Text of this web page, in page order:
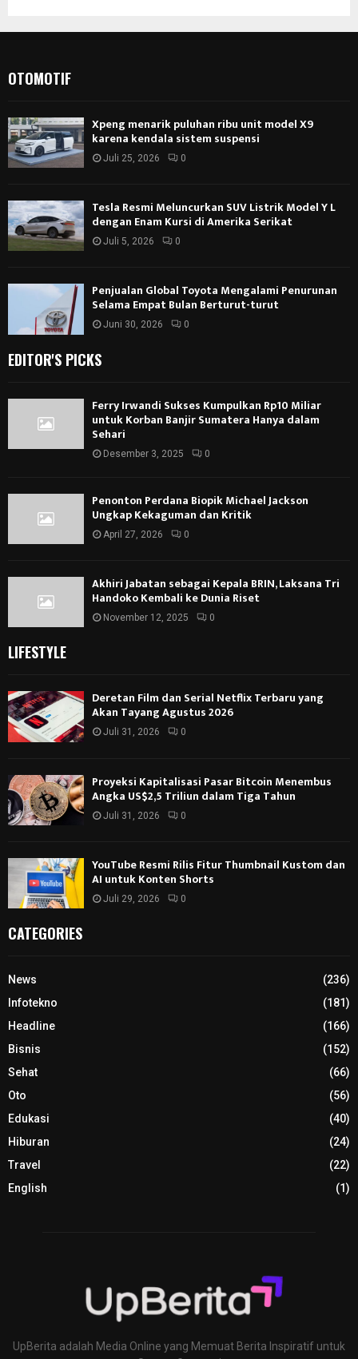
OTOMOTIF
Xpeng menarik puluhan ribu unit model X9
karena kendala sistem suspensi
Juli 25, 2026 0
Tesla Resmi Meluncurkan SUV Listrik Model Y L
dengan Enam Kursi di Amerika Serikat
Juli 5, 2026 0
Penjualan Global Toyota Mengalami Penurunan
Selama Empat Bulan Berturut-turut
Juni 30, 2026 0
EDITOR'S PICKS
Ferry Irwandi Sukses Kumpulkan Rp10 Miliar
untuk Korban Banjir Sumatera Hanya dalam
Sehari
Desember 3, 2025 0
Penonton Perdana Biopik Michael Jackson
Ungkap Kekaguman dan Kritik
April 27, 2026 0
Akhiri Jabatan sebagai Kepala BRIN, Laksana Tri
Handoko Kembali ke Dunia Riset
November 12, 2025 0
LIFESTYLE
Deretan Film dan Serial Netflix Terbaru yang
Akan Tayang Agustus 2026
Juli 31, 2026 0
Proyeksi Kapitalisasi Pasar Bitcoin Menembus
Angka US$2,5 Triliun dalam Tiga Tahun
Juli 31, 2026 0
YouTube Resmi Rilis Fitur Thumbnail Kustom dan
AI untuk Konten Shorts
Juli 29, 2026 0
CATEGORIES
News
(236)
Infotekno
(181)
Headline
(166)
Bisnis
(152)
Sehat
(66)
Oto
(56)
Edukasi
(40)
Hiburan
(24)
Travel
(22)
English
(1)
UpBerita adalah Media Online yang Memuat Berita Inspiratif untuk